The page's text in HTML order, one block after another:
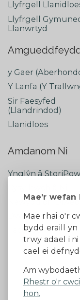
Mae’r
Mae rhai o'r
bydd eraill
trwy adael i
cael ei
Am
Rhestr o'r
hon.
Llyfrgell
Llyfrgell
Llanwrtyd
y Gaer
Y Lanfa (Y
Sir Faesyfed
(Llandrindod)
Llanidloes
Amdanom Ni
Ynglŷn â
Newyddion
Dywedwch eich
Facebook
Diogelu Data a